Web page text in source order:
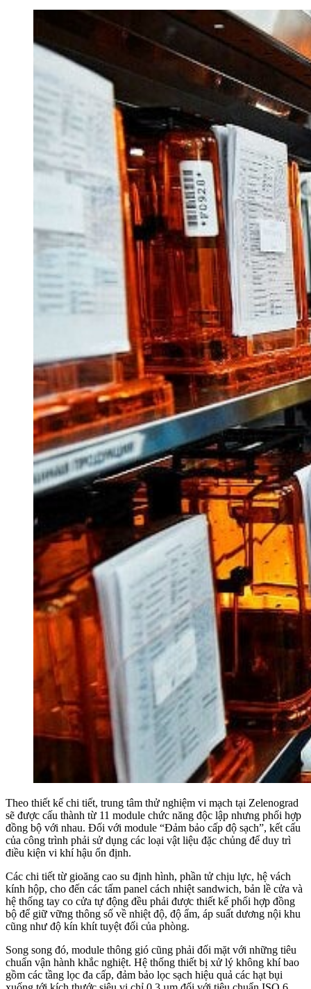
Theo thiết kế chi tiết, trung tâm thử nghiệm vi mạch tại Zelenograd
sẽ được cấu thành từ 11 module chức năng độc lập nhưng phối hợp
đồng bộ với nhau. Đối với module “Đảm bảo cấp độ sạch”, kết cấu
của công trình phải sử dụng các loại vật liệu đặc chủng để duy trì
điều kiện vi khí hậu ổn định.
Các chi tiết từ gioăng cao su định hình, phần tử chịu lực, hệ vách
kính hộp, cho đến các tấm panel cách nhiệt sandwich, bản lề cửa và
hệ thống tay co cửa tự động đều phải được thiết kế phối hợp đồng
bộ để giữ vững thông số về nhiệt độ, độ ẩm, áp suất dương nội khu
cũng như độ kín khít tuyệt đối của phòng.
Song song đó, module thông gió cũng phải đối mặt với những tiêu
chuẩn vận hành khắc nghiệt. Hệ thống thiết bị xử lý không khí bao
gồm các tầng lọc đa cấp, đảm bảo lọc sạch hiệu quả các hạt bụi